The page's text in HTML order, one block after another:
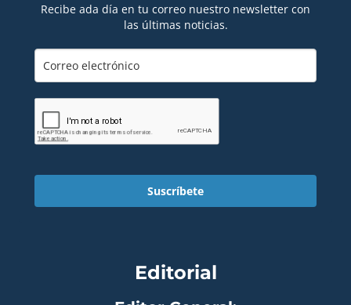
Recibe ada día en tu correo nuestro newsletter con
las últimas noticias.
Suscríbete
Editorial